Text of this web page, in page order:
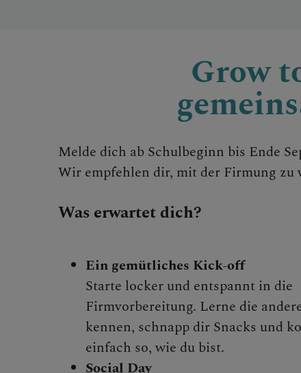
KONTAKT
KINDER
SAKRAMENTE
Taufe
Grow
Melde dich ab Schulbeginn bis Ende
Wir empfehlen dir, mit der Firmung zu
Was erwartet dich?
Ein gemütliches Kick-off
Starte locker und entspannt in die
Firmvorbereitung. Lerne die
kennen, schnapp dir Snacks und
einfach so, wie du bist.
Social Day